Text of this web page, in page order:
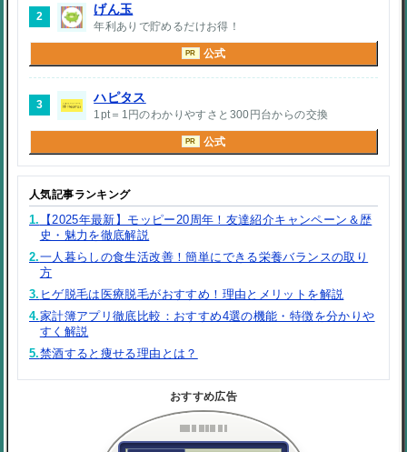
2
げん玉
年利ありで貯めるだけお得！
PR 公式
3
ハピタス
1pt＝1円のわかりやすさと300円台からの交換
PR 公式
人気記事ランキング
1.
【2025年最新】モッピー20周年！友達紹介キャンペーン＆歴
史・魅力を徹底解説
2.一人暮らしの食生活改善！簡単にできる栄養バランスの取り
方
3. ヒゲ脱毛は医療脱毛がおすすめ！理由とメリットを解説
4.家計簿アプリ徹底比較：おすすめ4選の機能・特徴を分かりや
すく解説
5.禁酒すると痩せる理由とは？
おすすめ広告